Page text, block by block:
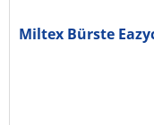
Miltex Bürste